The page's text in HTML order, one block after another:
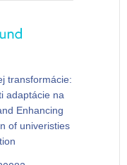
transformácie:
adaptácie na
Enhancing
of univeristies